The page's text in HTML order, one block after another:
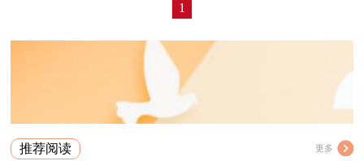
1
推荐阅读 更多